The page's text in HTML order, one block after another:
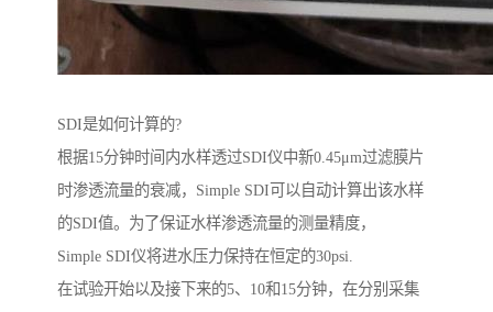
SDI是如何计算的?
根据15分钟时间内水样透过SDI仪中新0.45μm过滤膜片
时渗透流量的衰减，Simple SDI可以自动计算出该水样
的SDI值。为了保证水样渗透流量的测量精度，
Simple SDI仪将进水压力保持在恒定的30psi.
在试验开始以及接下来的5、10和15分钟，在分别采集